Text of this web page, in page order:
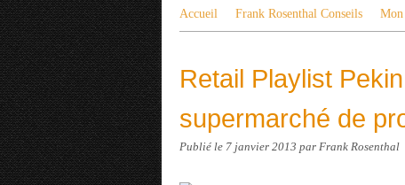
Accueil Frank Rosenthal Conseils Mon
Retail Playlist
supermarché de
Publié le 7 janvier 2013 par Frank Rosenthal